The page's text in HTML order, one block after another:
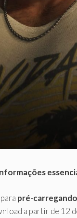
pré-
a partir de 12